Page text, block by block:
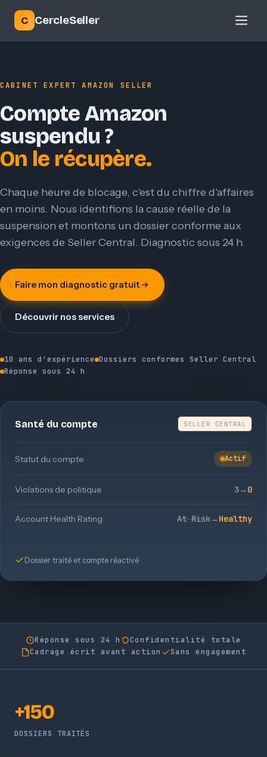
C CercleSeller
CABINET EXPERT AMAZON SELLER
Compte Amazon
suspendu ?
On le récupère.
Chaque heure de blocage, c'est du chiffre d'affaires
en moins. Nous identifions la cause réelle de la
suspension et montons un dossier conforme aux
exigences de Seller Central. Diagnostic sous 24 h.
Faire mon diagnostic gratuit
Découvrir nos services
10 ans d'expérience Dossiers conformes Seller Central
Réponse sous 24 h
Santé du compte SELLER CENTRAL
Statut du compte Actif
Violations de politique 3→ 0
Account Health Rating At Risk→ Healthy
Dossier traité et compte réactivé
Réponse sous 24 h
Confidentialité totale
Cadrage écrit avant action
Sans engagement
+150
DOSSIERS TRAITÉS